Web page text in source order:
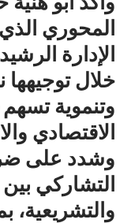
المحوري
الإدارة
خلال توجيهها
وتنموية تسهم
الاقتصادي
وشدد على
التشاركي
والتشريعية،